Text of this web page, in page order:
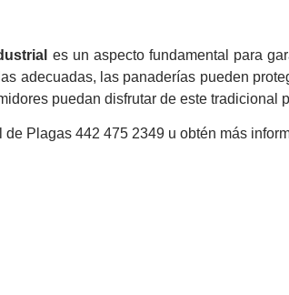
es un aspecto fundamental para
adecuadas, las panaderías pueden
puedan disfrutar de este tradicional
de Plagas 442 475 2349 u obtén más